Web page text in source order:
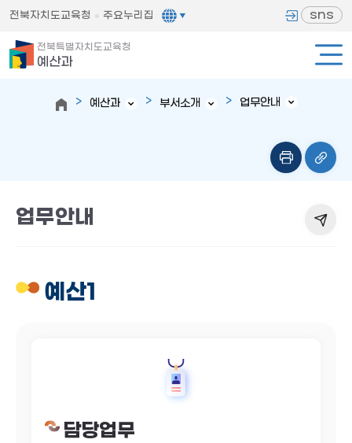
전북자치도교육청 주요누리집 sns
전북특별자치도교육청
예산과
예산과 부서소개 업무안내
업무안내
예산1
담당업무